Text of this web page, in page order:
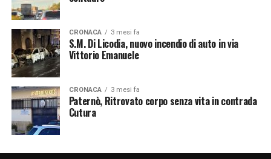
CRONACA 3 mesi fa
S.M. Di Licodia, nuovo incendio di auto in via
Vittorio Emanuele
CRONACA 3 mesi fa
Paternò, Ritrovato corpo senza vita in contrada
Cutura